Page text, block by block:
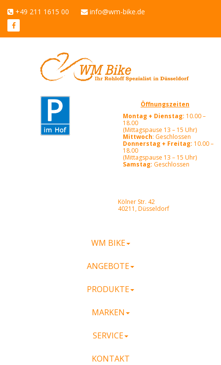
+49 211 1615 00 info@wm-bike.de
Öffnungszeiten
Montag + Dienstag: 10.00 –
18.00
(Mittagspause 13 – 15 Uhr)
Mittwoch: Geschlossen
Donnerstag + Freitag: 10.00 –
18.00
(Mittagspause 13 – 15 Uhr)
Samstag: Geschlossen
Kölner Str. 42
40211, Düsseldorf
WM BIKE
ANGEBOTE
PRODUKTE
MARKEN
SERVICE
KONTAKT